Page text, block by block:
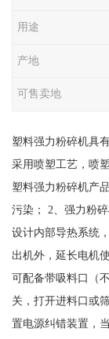
用途
产地
可售卖地
塑料强力粉碎机具
采用喷塑工艺，喷
塑料强力粉碎机产
污染； 2、强力粉
设计内部导热系统
出机外，延长电机
可配备带吸料口（
关，打开进料口或
置电源纠错装置，